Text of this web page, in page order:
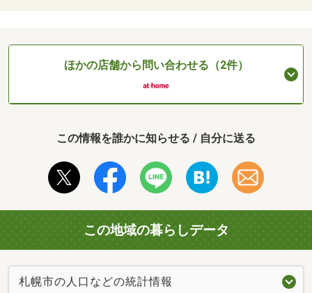
ほかの店舗から問い合わせる（2件）
この情報を誰かに知らせる / 自分に送る
この地域の暮らしデータ
札幌市の人口などの統計情報